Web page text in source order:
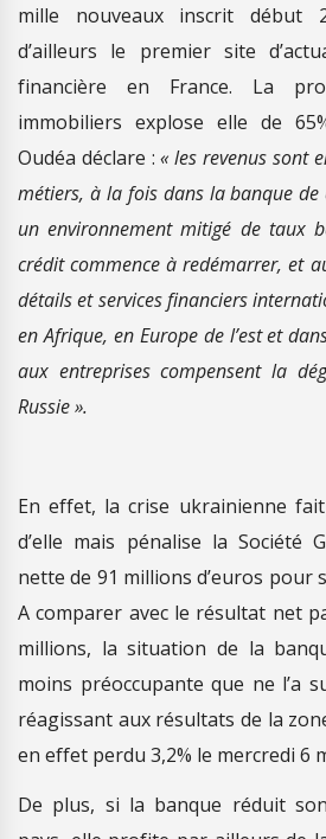
mille nouveaux inscrit début
d’ailleurs le premier site
financière en France. La
immobiliers explose elle de
Oudéa déclare :« les revenus sont
métiers, à la fois dans la banque de
un environnement mitigé de taux
crédit commence à redémarrer, et
détails et services financiers
en Afrique, en Europe de l’est et
aux entreprises compensent la
Russie ».
En effet, la crise ukrainienne
d’elle mais pénalise la Société
nette de 91 millions d’euros pour
A comparer avec le résultat net
millions, la situation de la
moins préoccupante que ne l’a
réagissant aux résultats de la
en effet perdu 3,2% le mercredi 6
De plus, si la banque réduit